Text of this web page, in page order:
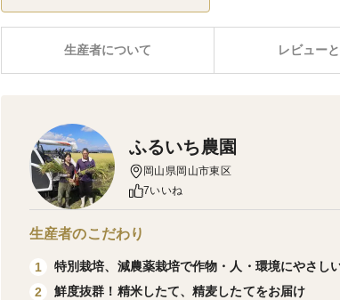
レビュー
生産者について
ふるいち農園
岡山県岡山市東区
7いいね
生産者のこだわり
1
特別栽培、減農薬栽培で作物・人・環境にやさし
2
鮮度抜群！精米したて、精麦したてをお届け